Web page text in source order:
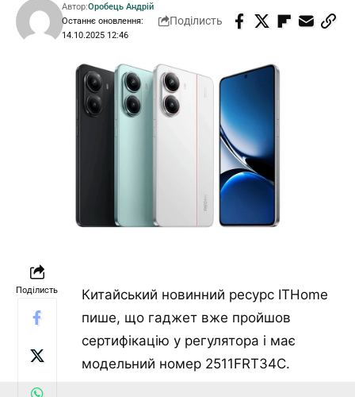
Останнє оновлення:
14.10.2025 12:46
Автор:Оробець Андрій
Поділисть
Поділисть
Китайський новинний ресурс ITHome
пише, що гаджет вже пройшов
сертифікацію у регулятора і має
модельний номер 2511FRT34C.